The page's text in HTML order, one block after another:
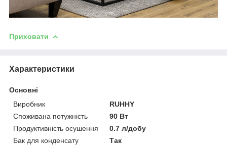
Приховати
Характеристики
Основні
Виробник
RUHHY
Споживана потужність
90 Вт
Продуктивність осушення
0.7 л/добу
Бак для конденсату
Так